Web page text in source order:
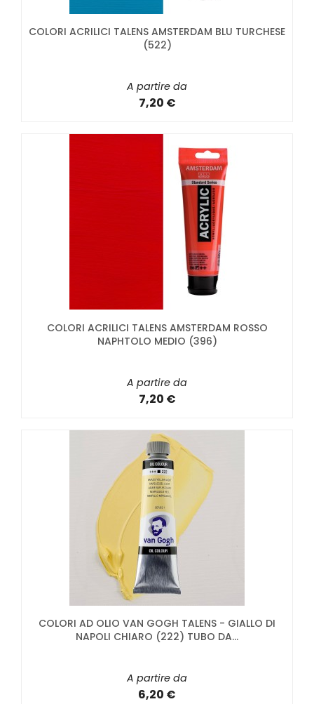
COLORI ACRILICI TALENS AMSTERDAM BLU TURCHESE
(522)
A partire da
7,20 €
COLORI ACRILICI TALENS AMSTERDAM ROSSO
NAPHTOLO MEDIO (396)
A partire da
7,20 €
COLORI AD OLIO VAN GOGH TALENS - GIALLO DI
NAPOLI CHIARO (222) TUBO DA...
A partire da
6,20 €